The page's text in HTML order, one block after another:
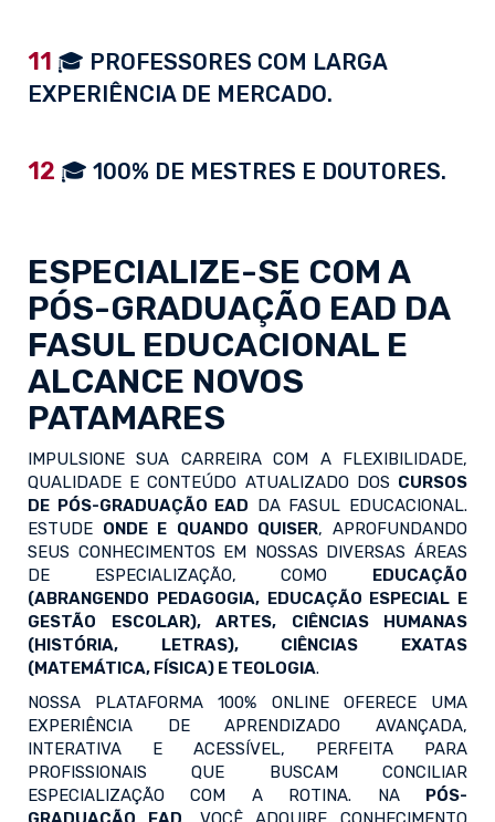
11 🎓 PROFESSORES COM LARGA
EXPERIÊNCIA DE MERCADO.
12 🎓 100% DE MESTRES E DOUTORES.
ESPECIALIZE-SE COM A
PÓS-GRADUAÇÃO EAD DA
FASUL EDUCACIONAL E
ALCANCE NOVOS
PATAMARES
IMPULSIONE SUA CARREIRA COM A FLEXIBILIDADE,
QUALIDADE E CONTEÚDO ATUALIZADO DOS CURSOS
DE PÓS-GRADUAÇÃO EAD DA FASUL EDUCACIONAL.
ESTUDE ONDE E QUANDO QUISER, APROFUNDANDO
SEUS CONHECIMENTOS EM NOSSAS DIVERSAS ÁREAS
DE ESPECIALIZAÇÃO, COMO EDUCAÇÃO
(ABRANGENDO PEDAGOGIA, EDUCAÇÃO ESPECIAL E
GESTÃO ESCOLAR), ARTES, CIÊNCIAS HUMANAS
(HISTÓRIA, LETRAS), CIÊNCIAS EXATAS
(MATEMÁTICA, FÍSICA) E TEOLOGIA.
NOSSA PLATAFORMA 100% ONLINE OFERECE UMA
EXPERIÊNCIA DE APRENDIZADO AVANÇADA,
INTERATIVA E ACESSÍVEL, PERFEITA PARA
PROFISSIONAIS QUE BUSCAM CONCILIAR
ESPECIALIZAÇÃO COM A ROTINA. NA PÓS-